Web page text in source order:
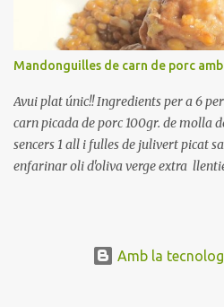
Amaniu amb sal i oli... bon profit!!
Mandonguilles de carn de porc
Avui plat únic!! Ingredients per a 6
carn picada de porc 100gr. de molla
sencers 1 all i fulles de julivert picat
enfarinar oli d'oliva verge extra
entre 40 i 50 minuts. Poseu la carn
Amb la